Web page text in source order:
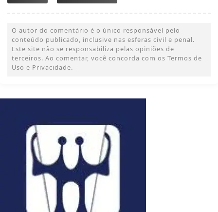
O autor do comentário é o único responsável pelo
conteúdo publicado, inclusive nas esferas civil e penal.
Este site não se responsabiliza pelas opiniões de
terceiros. Ao comentar, você concorda com os Termos de
Uso e Privacidade.